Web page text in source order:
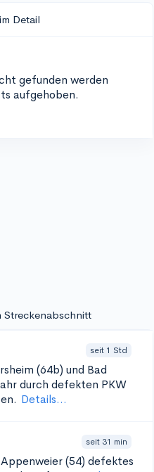
Detail
gefunden werden
aufgehoben.
Streckenabschnitt
seit 1 Std
(64b) und Bad
durch defekten PKW
Details...
seit 31 min
(54) defektes